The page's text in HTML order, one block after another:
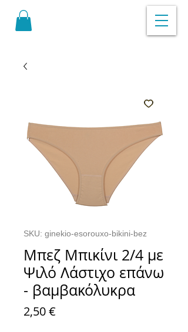
SKU: ginekio-esorouxo-bikini-bez
Μπεζ Μπικίνι 2/4 με
Ψιλό Λάστιχο επάνω
- βαμβακόλυκρα
2,50 €